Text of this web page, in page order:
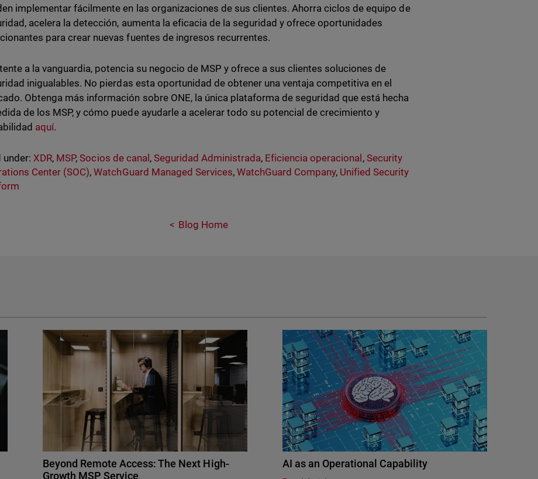
implementar fácilmente en las organizaciones de sus clientes. Ahorra ciclos de equipo de
acelera la detección, aumenta la eficacia de la seguridad y ofrece oportunidades
para crear nuevas fuentes de ingresos recurrentes.
a la vanguardia, potencia su negocio de MSP y ofrece a sus clientes soluciones de
inigualables. No pierdas esta oportunidad de obtener una ventaja competitiva en el
Obtenga más información sobre ONE, la única plataforma de seguridad que está hecha
de los MSP, y cómo puede ayudarle a acelerar todo su potencial de crecimiento y
aquí.
under: XDR, MSP,Socios de canal , Seguridad Administrada, Eficiencia operacional , Security
Center (SOC),WatchGuard Managed Services, WatchGuard Company, Unified Security
Blog Home
Beyond Remote Access: The Next High-
Growth MSP Service
AI as an Operational Capability